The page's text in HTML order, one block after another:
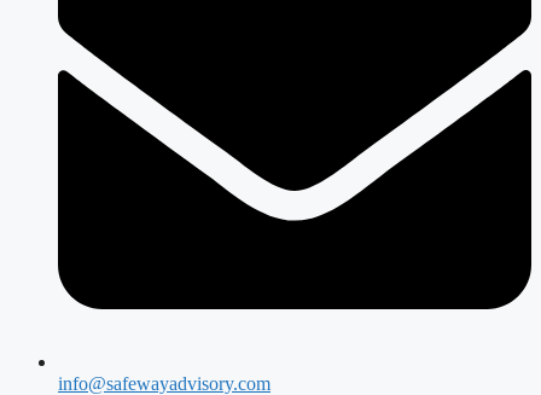
info@safewayadvisory.com